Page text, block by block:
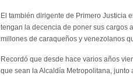
El también dirigente de Primero Justicia
tengan la decencia de poner sus cargos
millones de caraqueños y venezolanos
Recordó que desde hace varios años
que sean la Alcaldía Metropolitana,